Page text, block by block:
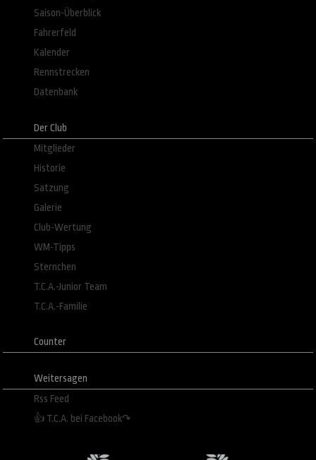
Saison-Überblick
Fahrerfeld
Kalender
Rennstrecken
Datenbank
Der Club
Mitglieder
Historie
Satzung
Galerie
Club-Wertung
WM-Tipps
Sternchen
T.C.A.-Junior Team
T.C.A.-Familie
Counter
Weitersagen
Rss Feed
👍 T.C.A. bei Facebook↷